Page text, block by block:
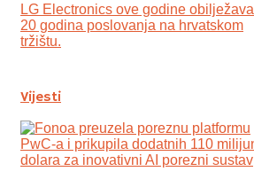
LG Electronics ove godine obilježava
20 godina poslovanja na hrvatskom
tržištu.
Vijesti